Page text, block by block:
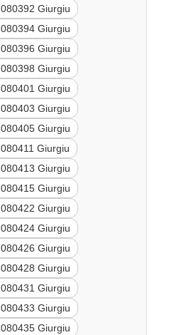
080392 Giurgiu
080394 Giurgiu
080396 Giurgiu
080398 Giurgiu
080401 Giurgiu
080403 Giurgiu
080405 Giurgiu
080411 Giurgiu
080413 Giurgiu
080415 Giurgiu
080422 Giurgiu
080424 Giurgiu
080426 Giurgiu
080428 Giurgiu
080431 Giurgiu
080433 Giurgiu
080435 Giurgiu